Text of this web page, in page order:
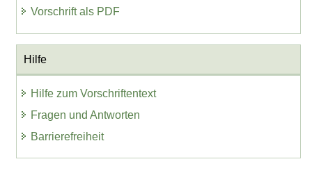
Vorschrift als PDF
Hilfe
Hilfe zum Vorschriftentext
Fragen und Antworten
Barrierefreiheit